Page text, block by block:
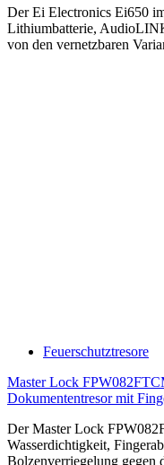
Der Ei Electronics Ei650
Lithiumbatterie,
von den vernetzbaren
Feuerschutztresore
Master Lock
Dokumententresor mit
Der Master Lock
Wasserdichtigkeit,
Bolzenverriegelung gegen